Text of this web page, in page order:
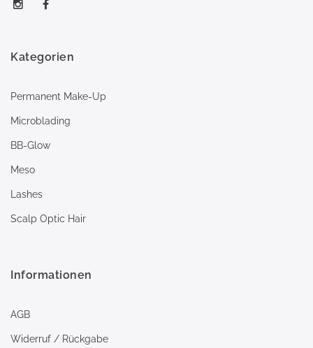
Kategorien
Permanent Make-Up
Microblading
BB-Glow
Meso
Lashes
Scalp Optic Hair
Informationen
AGB
Widerruf / Rückgabe